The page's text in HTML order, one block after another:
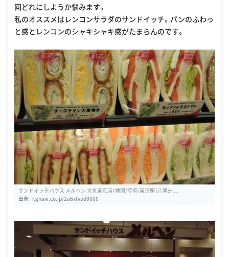
回どれにしようか悩みます。
私のオススメはレンコンサラダのサンドイッチ。パンのふわっ
と感とレンコンのシャキシャキ感がたまらんのです。
サンドイッチハウス メルヘン 大丸東京店（地図/写真/東京駅（八重洲 ...
出典： r.gnavi.co.jp/2a6xtvpd0000